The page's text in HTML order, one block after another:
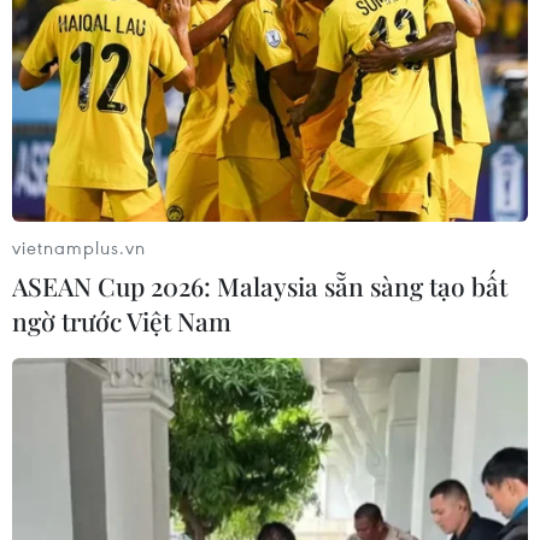
Giá dầu tiếp tục leo thang
khi rủi ro gián đoạn nguồn
cung gia tăng
Giá vàng đi ngang trong
phiên giao dịch đầu tuần
10/08/2026 02:02
Lào Cai: Khởi tố 2 đối
tượng sản xuất, buôn bán
hơn 22 tấn gạo giả Séng Cù
09/08/2026 22:44
Công suất lọc dầu thu hẹp,
giá xăng Mỹ đối mặt áp lực
tăng
09/08/2026 09:43
vietnamplus.vn
ASEAN Cup 2026: Malaysia sẵn sàng tạo bất
ngờ trước Việt Nam